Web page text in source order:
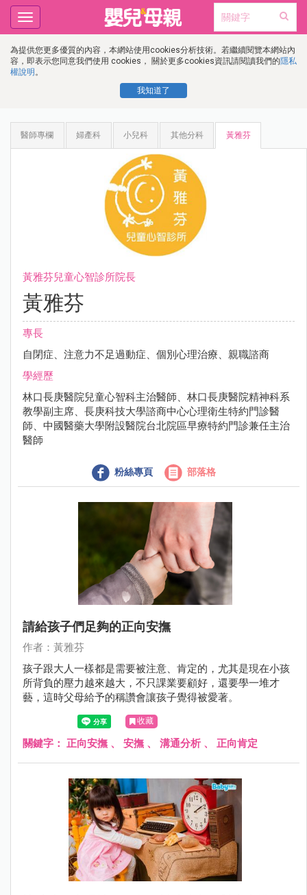
為提供您更多優質的內容，本網站使用cookies分析技術。若繼續閱覽本網站內
容，即表示您同意我們使用 cookies， 關於更多cookies資訊請閱讀我們的隱私
權說明 。
我知道了
Toggle
navigation
醫師專欄 婦產科 小兒科 其他分科 黃雅芬
黃雅芬兒童心智診所院長
黃雅芬
專長
自閉症、注意力不足過動症、個別心理治療、親職諮商
學經歷
林口長庚醫院兒童心智科主治醫師、林口長庚醫院精神科系
教學副主席、長庚科技大學諮商中心心理衛生特約門診醫
師、中國醫藥大學附設醫院台北院區早療特約門診兼任主治
醫師
粉絲專頁 部落格
請給孩子們足夠的正向安撫
作者：黃雅芬
孩子跟大人一樣都是需要被注意、肯定的，尤其是現在小孩
所背負的壓力越來越大，不只課業要顧好，還要學一堆才
藝，這時父母給予的稱讚會讓孩子覺得被愛著。
收藏
關鍵字： 正向安撫 、 安撫 、 溝通分析 、 正向肯定